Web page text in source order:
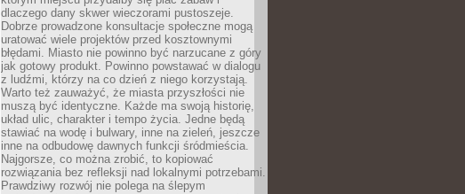
dlaczego dany skwer wieczorami pustoszeje.
Dobrze prowadzone konsultacje społeczne mogą
uratować wiele projektów przed kosztownymi
błędami. Miasto nie powinno być narzucane z góry
jak gotowy produkt. Powinno powstawać w dialogu
z ludźmi, którzy na co dzień z niego korzystają.
Warto też zauważyć, że miasta przyszłości nie
muszą być identyczne. Każde ma swoją historię,
układ ulic, charakter i tempo życia. Jedne będą
stawiać na wodę i bulwary, inne na zieleń, jeszcze
inne na odbudowę dawnych funkcji śródmieścia.
Najgorsze, co można zrobić, to kopiować
rozwiązania bez refleksji nad lokalnymi potrzebami.
Prawdziwy rozwój nie polega na ślepym